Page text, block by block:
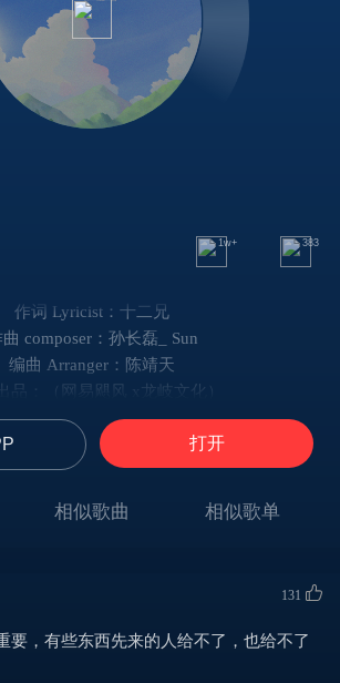
1w+ 383
作词 Lyricist：十二兄
composer：孙长磊_ Sun
编曲 Arranger：陈靖天
品：（网易飓风 x龙岐文化）
我看着晚风从眼前经过
吹起从前起又落
那时盛夏的夜看流星划过
一起背靠着星河
你是我见过最亮那颗
打开
相似歌曲 相似歌单
131
要，有些东西先来的人给不了，也给不了